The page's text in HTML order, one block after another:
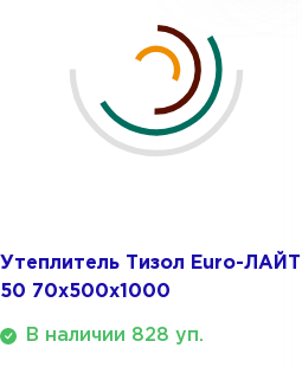
Утеплитель Тизол Euro-ЛАЙТ
50 70х500х1000
В наличии 828 уп.